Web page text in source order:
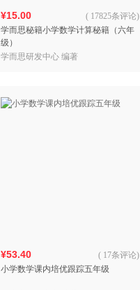
¥15.00
学而思秘籍小学数学计算秘籍（六年
级）
( 17825条评论)
学而思研发中心 编著
¥53.40
小学数学课内培优跟踪五年级
( 17条评论)